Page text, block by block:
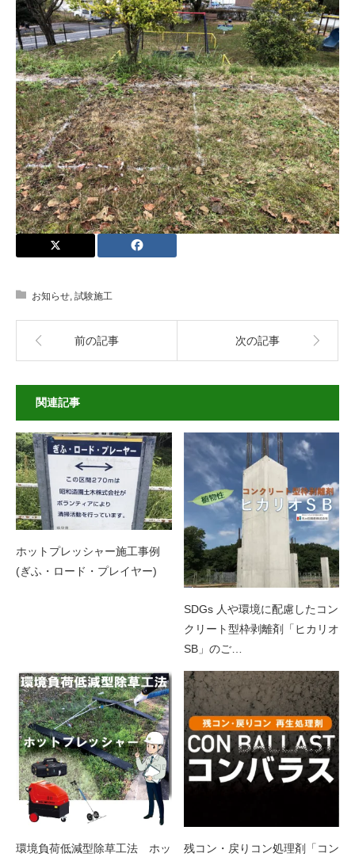
お知らせ, 試験施工
前の記事 次の記事
関連記事
ホットプレッシャー施工事例
(ぎふ・ロード・プレイヤー)
SDGs 人や環境に配慮したコン
クリート型枠剥離剤「ヒカリオ
SB」のご…
環境負荷低減型除草工法 ホッ
残コン・戻りコン処理剤「コン